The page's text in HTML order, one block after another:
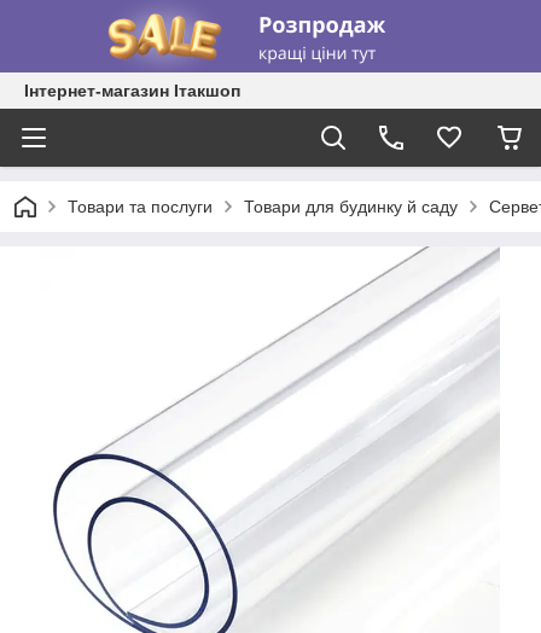
Інтернет-магазин Ітакшоп
Товари та послуги Товари для будинку й саду